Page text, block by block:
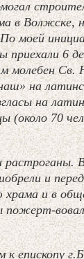
в Волжске,
моей
приехали 6
молебен Св.
на
на
(около 70
и
храма и в
пожерт-
епископу